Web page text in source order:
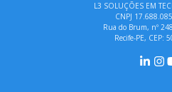
L3 SOLUÇÕES EM
CNPJ
Rua do Brum, nº
Recife-PE, CEP: